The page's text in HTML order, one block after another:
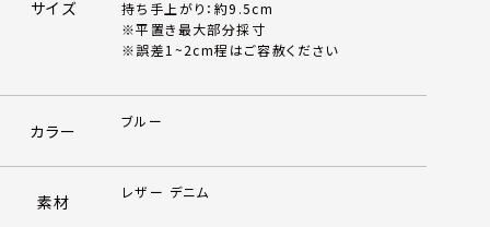
サイズ
持ち手上がり：約9.5cm
※平置き最大部分採寸
※誤差1~2cm程はご容赦ください
カラー ブルー
素材 レザー デニム